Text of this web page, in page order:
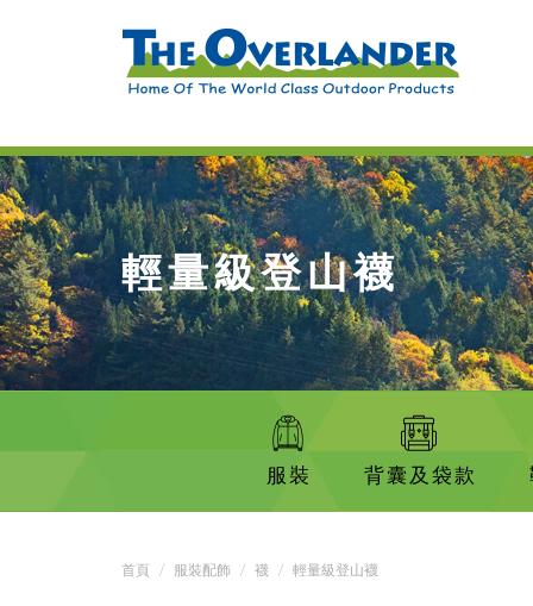
輕量級登山襪
服裝 背囊及袋款
首頁 服裝配飾 襪 輕量級登山襪